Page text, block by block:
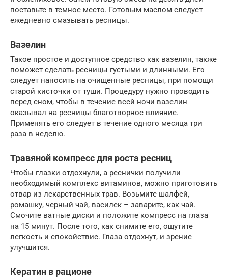
поставьте в темное место. Готовым маслом следует
ежедневно смазывать ресницы.
Вазелин
Такое простое и доступное средство как вазелин, также
поможет сделать ресницы густыми и длинными. Его
следует наносить на очищенные ресницы, при помощи
старой кисточки от туши. Процедуру нужно проводить
перед сном, чтобы в течение всей ночи вазелин
оказывал на ресницы благотворное влияние.
Применять его следует в течение одного месяца три
раза в неделю.
Травяной компресс для роста ресниц
Чтобы глазки отдохнули, а реснички получили
необходимый комплекс витаминов, можно приготовить
отвар из лекарственных трав. Возьмите шалфей,
ромашку, черный чай, василек – заварите, как чай.
Смочите ватные диски и положите компресс на глаза
на 15 минут. После того, как снимите его, ощутите
легкость и спокойствие. Глаза отдохнут, и зрение
улучшится.
Кератин в рационе